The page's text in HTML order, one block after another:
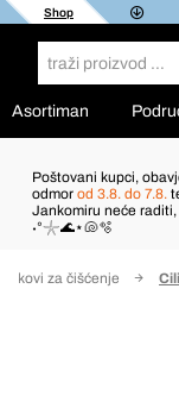
Shop
Asortiman
Poštovani kupci,
odmor od 3.8. do 7.8.
Jankomiru neće
˖°𓇼🌊⋆🐚🫧
za čišćenje